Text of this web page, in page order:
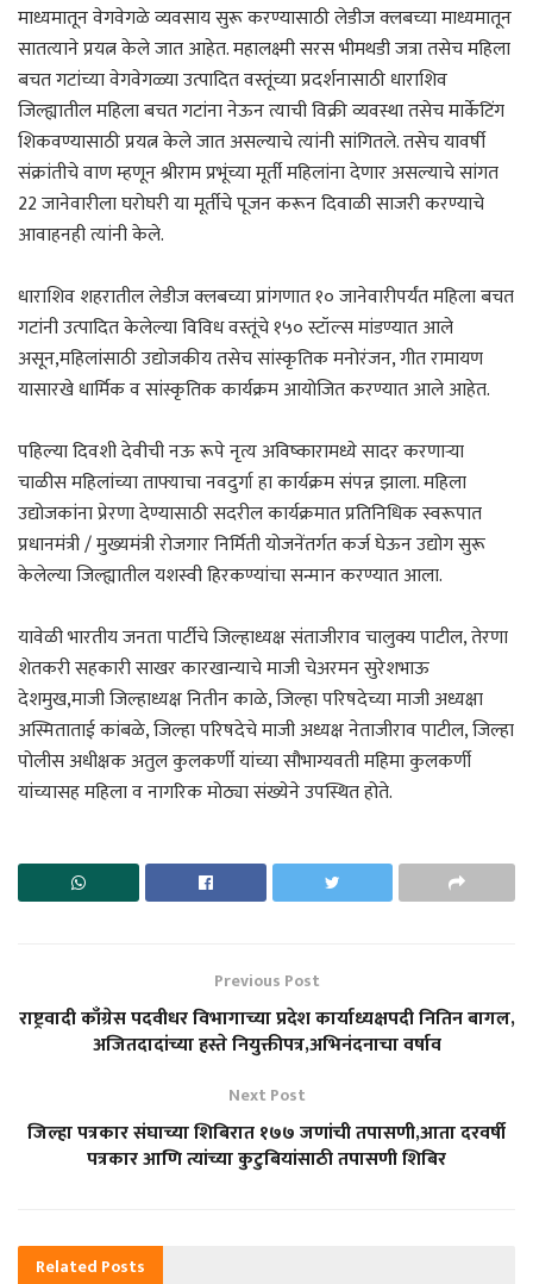
माध्यमातून वेगवेगळे व्यवसाय सुरू करण्यासाठी लेडीज क्लबच्या माध्यमातून
सातत्याने प्रयत्न केले जात आहेत. महालक्ष्मी सरस भीमथडी जत्रा तसेच महिला
बचत गटांच्या वेगवेगळ्या उत्पादित वस्तूंच्या प्रदर्शनासाठी धाराशिव
जिल्ह्यातील महिला बचत गटांना नेऊन त्याची विक्री व्यवस्था तसेच मार्केटिंग
शिकवण्यासाठी प्रयत्न केले जात असल्याचे त्यांनी सांगितले. तसेच यावर्षी
संक्रांतीचे वाण म्हणून श्रीराम प्रभूंच्या मूर्ती महिलांना देणार असल्याचे सांगत
22 जानेवारीला घरोघरी या मूर्तीचे पूजन करून दिवाळी साजरी करण्याचे
आवाहनही त्यांनी केले.
धाराशिव शहरातील लेडीज क्लबच्या प्रांगणात १० जानेवारीपर्यंत महिला बचत
गटांनी उत्पादित केलेल्या विविध वस्तूंचे १५० स्टॉल्स मांडण्यात आले
असून,महिलांसाठी उद्योजकीय तसेच सांस्कृतिक मनोरंजन, गीत रामायण
यासारखे धार्मिक व सांस्कृतिक कार्यक्रम आयोजित करण्यात आले आहेत.
पहिल्या दिवशी देवीची नऊ रूपे नृत्य अविष्कारामध्ये सादर करणाऱ्या
चाळीस महिलांच्या ताफ्याचा नवदुर्गा हा कार्यक्रम संपन्न झाला. महिला
उद्योजकांना प्रेरणा देण्यासाठी सदरील कार्यक्रमात प्रतिनिधिक स्वरूपात
प्रधानमंत्री / मुख्यमंत्री रोजगार निर्मिती योजनेंतर्गत कर्ज घेऊन उद्योग सुरू
केलेल्या जिल्ह्यातील यशस्वी हिरकण्यांचा सन्मान करण्यात आला.
यावेळी भारतीय जनता पार्टीचे जिल्हाध्यक्ष संताजीराव चालुक्य पाटील, तेरणा
शेतकरी सहकारी साखर कारखान्याचे माजी चेअरमन सुरेशभाऊ
देशमुख,माजी जिल्हाध्यक्ष नितीन काळे, जिल्हा परिषदेच्या माजी अध्यक्षा
अस्मिताताई कांबळे, जिल्हा परिषदेचे माजी अध्यक्ष नेताजीराव पाटील, जिल्हा
पोलीस अधीक्षक अतुल कुलकर्णी यांच्या सौभाग्यवती महिमा कुलकर्णी
यांच्यासह महिला व नागरिक मोठ्या संख्येने उपस्थित होते.
Previous Post
राष्ट्रवादी काँग्रेस पदवीधर विभागाच्या प्रदेश कार्याध्यक्षपदी नितिन बागल,
अजितदादांच्या हस्ते नियुक्तीपत्र,अभिनंदनाचा वर्षाव
Next Post
जिल्हा पत्रकार संघाच्या शिबिरात १७७ जणांची तपासणी,आता दरवर्षी
पत्रकार आणि त्यांच्या कुटुबियांसाठी तपासणी शिबिर
Related Posts